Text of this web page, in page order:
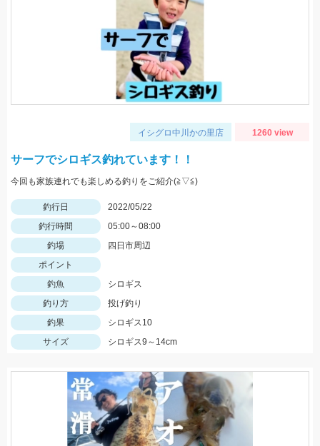
イシグロ中川かの里店 1260 view
サーフでシロギス釣れています！！
今回も家族連れでも楽しめる釣りをご紹介(≧▽≦)
釣行日
2022/05/22
釣行時間
05:00～08:00
釣場
四日市周辺
ポイント
釣魚
シロギス
釣り方
投げ釣り
釣果
シロギス10
サイズ
シロギス9～14cm